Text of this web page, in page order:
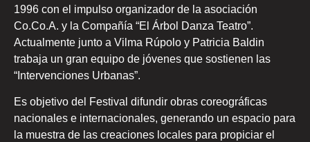
1996 con el impulso organizador de la asociación
Co.Co.A. y la Compañía “El Árbol Danza Teatro”.
Actualmente junto a Vilma Rúpolo y Patricia Baldin
trabaja un gran equipo de jóvenes que sostienen las
“Intervenciones Urbanas”.
Es objetivo del Festival difundir obras coreográficas
nacionales e internacionales, generando un espacio para
la muestra de las creaciones locales para propiciar el